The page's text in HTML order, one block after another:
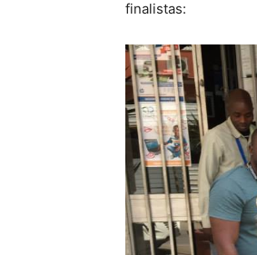
finalistas: